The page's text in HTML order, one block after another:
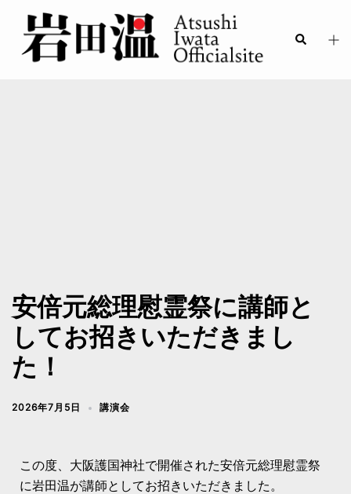
安倍元総理慰霊祭に講師と
してお招きいただきまし
た！
2026年7月5日 講演会
この度、大阪護国神社で開催された安倍元総理慰霊祭
に岩田温が講師としてお招きいただきました。